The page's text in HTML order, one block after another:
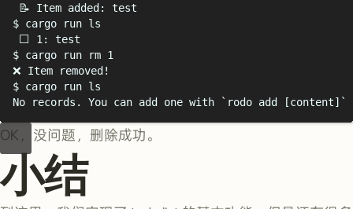
📝 Item added: test
$ cargo run ls
⬜️ 1: test
$ cargo run rm 1
❌ Item removed!
$ cargo run ls
No records. You can add one with `rodo add [content]`
OK，没问题，删除成功。
小结